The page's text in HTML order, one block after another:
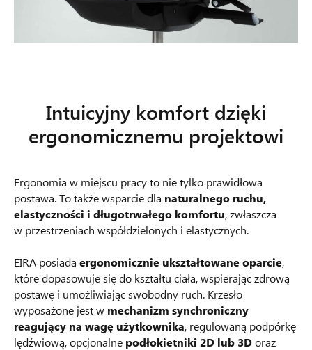
Intuicyjny komfort dzięki
ergonomicznemu projektowi
Ergonomia w miejscu pracy to nie tylko prawidłowa
postawa. To także wsparcie dla naturalnego ruchu,
elastyczności i długotrwałego komfortu, zwłaszcza
w przestrzeniach współdzielonych i elastycznych.
EIRA posiada ergonomicznie ukształtowane oparcie,
które dopasowuje się do kształtu ciała, wspierając zdrową
postawę i umożliwiając swobodny ruch. Krzesło
wyposażone jest w mechanizm synchroniczny
reagujący na wagę użytkownika, regulowaną podpórkę
lędźwiową, opcjonalne podłokietniki 2D lub 3Doraz